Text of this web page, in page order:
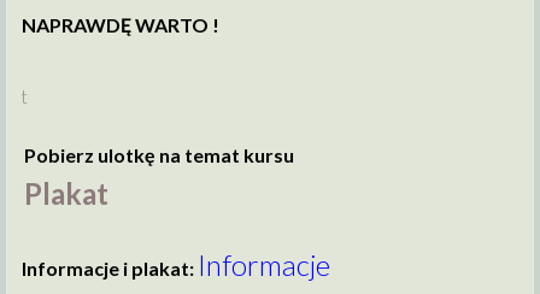
NAPRAWDĘ WARTO !
t
Pobierz ulotkę na temat kursu
Plakat
Informacje i plakat: Informacje